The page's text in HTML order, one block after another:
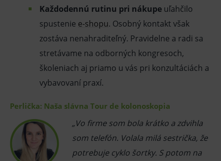
Každodennú rutinu pri nákupe uľahčilo
spustenie e-shopu. Osobný kontakt však
zostáva nenahraditeľný. Pravidelne a radi sa
stretávame na odborných kongresoch,
školeniach aj priamo u vás pri konzultáciách a
vybavovaní praxí.
Perlička: Naša slávna Tour de kolonoskopia
„Vo firme som bola krátko a zdvihla
som telefón. Volala milá sestrička, že
potrebuje cyklo šortky. S potom na
Technické – základné životné funkcie e-shopu
Nevyhnutné cookies umožňujú základné
funkcie ako voľba odborník/laik, prihlásenie
používateľa, vkladanie tovaru do košíka atď. Pre
správne používanie webu sú nutné.
Název
Provider/
Doména
Vyprší Popis
PHPSESSID
www.medplus.sk
prohlížeče